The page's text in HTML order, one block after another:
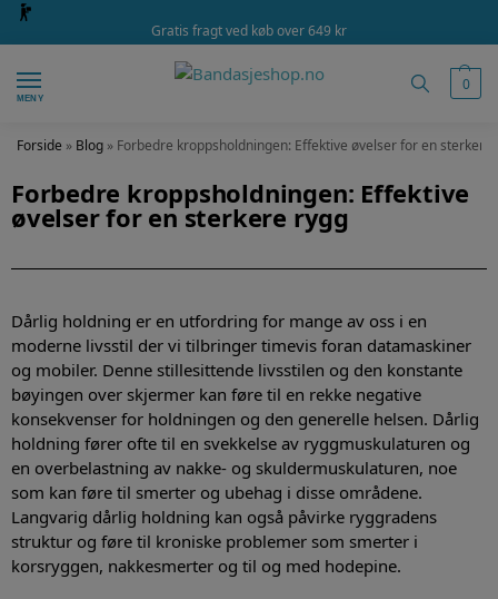
Gratis fragt ved køb over 649 kr
MENY
0
Forside » Blog » Forbedre kroppsholdningen: Effektive øvelser for en sterkere
Forbedre kroppsholdningen: Effektive
øvelser for en sterkere rygg
Dårlig holdning er en utfordring for mange av oss i en
moderne livsstil der vi tilbringer timevis foran datamaskiner
og mobiler. Denne stillesittende livsstilen og den konstante
bøyingen over skjermer kan føre til en rekke negative
konsekvenser for holdningen og den generelle helsen. Dårlig
holdning fører ofte til en svekkelse av ryggmuskulaturen og
en overbelastning av nakke- og skuldermuskulaturen, noe
som kan føre til smerter og ubehag i disse områdene.
Langvarig dårlig holdning kan også påvirke ryggradens
struktur og føre til kroniske problemer som smerter i
korsryggen, nakkesmerter og til og med hodepine.